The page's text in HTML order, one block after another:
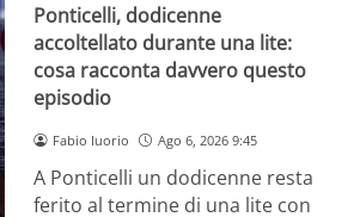
Ponticelli, dodicenne
accoltellato durante una lite:
cosa racconta davvero questo
episodio
Fabio Iuorio Ago 6, 2026 9:45
A Ponticelli un dodicenne resta
ferito al termine di una lite con